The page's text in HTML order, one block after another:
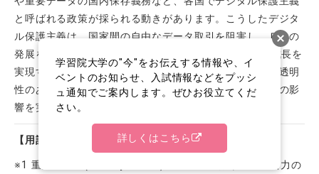
と呼ばれる政策が採られる動きがあります。こうしたデジタ
ル保護主義は、国家間の自由なデータ取引を阻害し、ＥＣの
発展を阻害する恐れがあります。今後、
のさらなる成長を
実現するためには、ルールに基づき、自由で開かれた、透明
性のある環境を確立することが重要です。これらの規制の影
響を実証的に検証することが、今後の研究課題です。
【用語解説】
※1 重力モデル(Gravity Model)：物理学における万有引力の
学習院大学の"今"をお伝えする情報や、イ
ベントのお知らせ、入試情報などをプッシ
ュ通知でご案内します。ぜひお役立てくだ
さい。
詳しくはこちら